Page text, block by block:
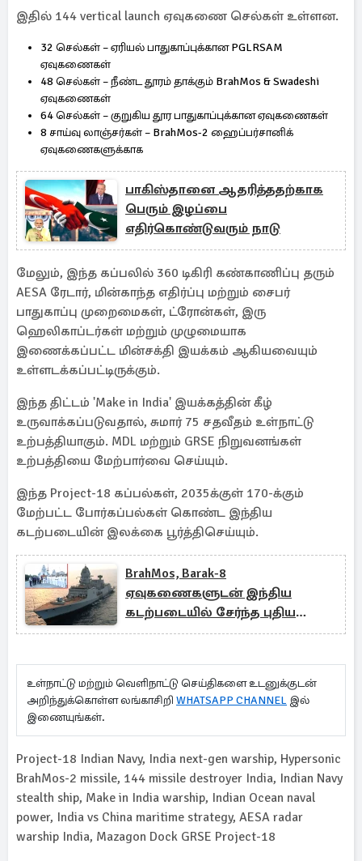
இதில் 144 vertical launch ஏவுகணை செல்கள் உள்ளன.
32 செல்கள் – ஏரியல் பாதுகாப்புக்கான PGLRSAM
ஏவுகணைகள்
48 செல்கள் – நீண்ட தூரம் தாக்கும் BrahMos & Swadeshi
ஏவுகணைகள்
64 செல்கள் – குறுகிய தூர பாதுகாப்புக்கான ஏவுகணைகள்
8 சாய்வு லாஞ்சர்கள் – BrahMos-2 ஹைப்பர்சானிக்
ஏவுகணைகளுக்காக
பாகிஸ்தானை ஆதரித்ததற்காக
பெரும் இழப்பை
எதிர்கொண்டுவரும் நாடு
மேலும், இந்த கப்பலில் 360 டிகிரி கண்காணிப்பு தரும்
AESA ரேடார், மின்காந்த எதிர்ப்பு மற்றும் சைபர்
பாதுகாப்பு முறைமைகள், ட்ரோன்கள், இரு
ஹெலிகாப்டர்கள் மற்றும் முழுமையாக
இணைக்கப்பட்ட மின்சக்தி இயக்கம் ஆகியவையும்
உள்ளடக்கப்பட்டிருக்கும்.
இந்த திட்டம் 'Make in India' இயக்கத்தின் கீழ்
உருவாக்கப்படுவதால், சுமார் 75 சதவீதம் உள்நாட்டு
உற்பத்தியாகும். MDL மற்றும் GRSE நிறுவனங்கள்
உற்பத்தியை மேற்பார்வை செய்யும்.
இந்த Project-18 கப்பல்கள், 2035க்குள் 170-க்கும்
மேற்பட்ட போர்கப்பல்கள் கொண்ட இந்திய
கடற்படையின் இலக்கை பூர்த்திசெய்யும்.
BrahMos, Barak-8
ஏவுகணைகளுடன் இந்திய
கடற்படையில் சேர்ந்த புதிய
Himgiri போர்க்கப்பல்
உள்நாட்டு மற்றும் வெளிநாட்டு செய்திகளை உடனுக்குடன்
அறிந்துக்கொள்ள லங்காசிறி WHATSAPP CHANNEL இல்
இணையுங்கள்.
Project-18 Indian Navy, India next-gen warship, Hypersonic
BrahMos-2 missile, 144 missile destroyer India, Indian Navy
stealth ship, Make in India warship, Indian Ocean naval
power, India vs China maritime strategy, AESA radar
warship India, Mazagon Dock GRSE Project-18